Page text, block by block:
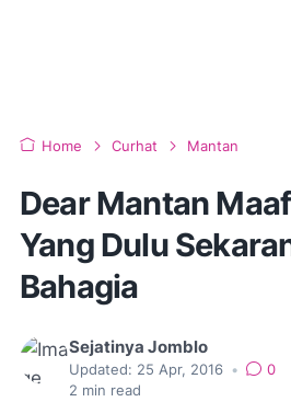
Home Curhat Mantan
Dear Mantan
Yang Dulu
Bahagia
Sejatinya Jomblo
Updated: 25 Apr, 2016 •
0
2 min read